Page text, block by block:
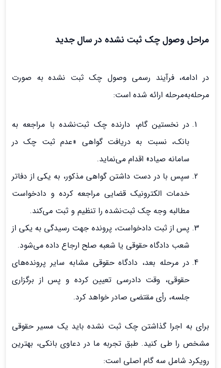
مراحل وصول چک ثبت نشده در سال جدید
در ادامه، فرآیند رسمی وصول چک ثبت نشده به صورت
مرحله‌به‌مرحله ارائه شده است:
در نخستین گام، دارنده چک ثبت‌نشده با مراجعه به
بانک، نسبت به دریافت گواهی «عدم ثبت چک در
سامانه صیاد» اقدام می‌نماید.
سپس با در دست داشتن گواهی مذکور، به یکی از دفاتر
خدمات الکترونیک قضایی مراجعه کرده و دادخواست
مطالبه وجه چک ثبت‌نشده را تنظیم و ثبت می‌کند.
پس از ثبت دادخواست، پرونده جهت رسیدگی به یکی از
شعب دادگاه حقوقی یا شعبه صلح ارجاع داده می‌شود.
در مرحله بعد، دادگاه حقوقی مشابه سایر پرونده‌های
حقوقی، وقت دادرسی تعیین کرده و پس از برگزاری
جلسه، رأی مقتضی صادر خواهد کرد.
برای به اجرا گذاشتن چک ثبت نشده باید یک مسیر حقوقی
مشخص را طی کنید. طبق تجربه ما در دعاوی بانکی، بهترین
رویکرد شامل سه گام اصلی است: